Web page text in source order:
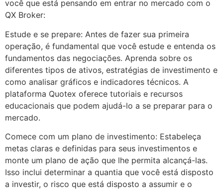
você que está pensando em entrar no mercado com o
QX Broker:
Estude e se prepare: Antes de fazer sua primeira
operação, é fundamental que você estude e entenda os
fundamentos das negociações. Aprenda sobre os
diferentes tipos de ativos, estratégias de investimento e
como analisar gráficos e indicadores técnicos. A
plataforma Quotex oferece tutoriais e recursos
educacionais que podem ajudá-lo a se preparar para o
mercado.
Comece com um plano de investimento: Estabeleça
metas claras e definidas para seus investimentos e
monte um plano de ação que lhe permita alcançá-las.
Isso inclui determinar a quantia que você está disposto
a investir, o risco que está disposto a assumir e o